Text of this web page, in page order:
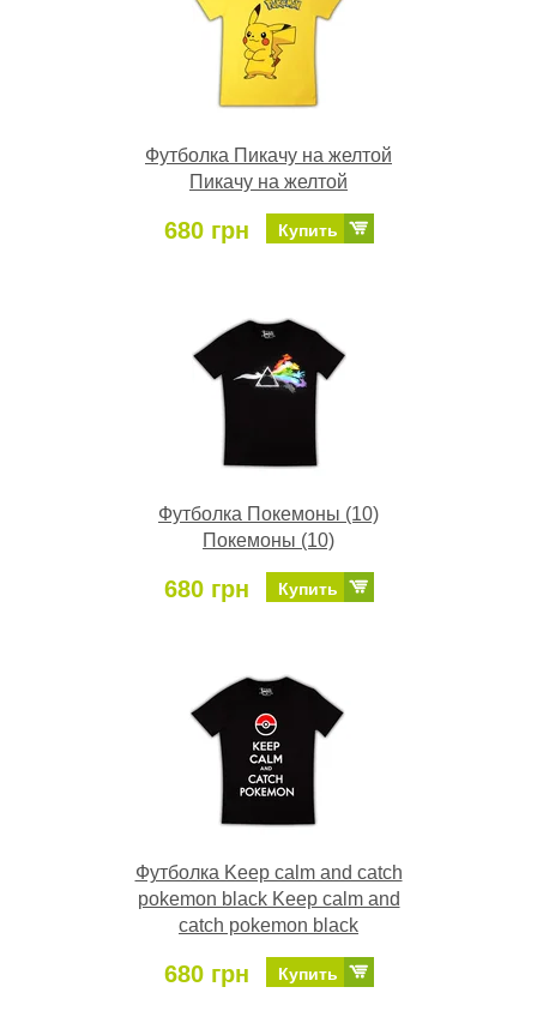
Футболка Пикачу на желтой
Пикачу на желтой
680 грн Купить
Футболка Покемоны (10)
Покемоны (10)
680 грн Купить
Футболка Keep calm and catch
pokemon black Keep calm and
catch pokemon black
680 грн Купить